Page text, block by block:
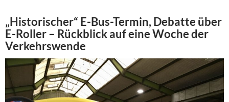
„Historischer“ E-Bus-Termin, Debatte über
E-Roller – Rückblick auf eine Woche der
Verkehrswende